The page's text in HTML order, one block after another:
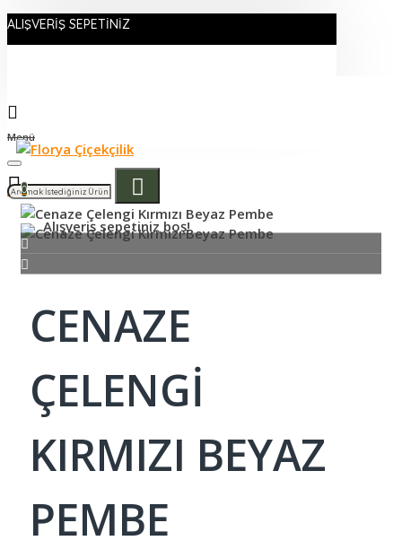
ALIŞVERIŞ SEPETINIZ
Menü
0
Alışveriş sepetiniz boş!
CENAZE
ÇELENGI
KIRMIZI BEYAZ
PEMBE